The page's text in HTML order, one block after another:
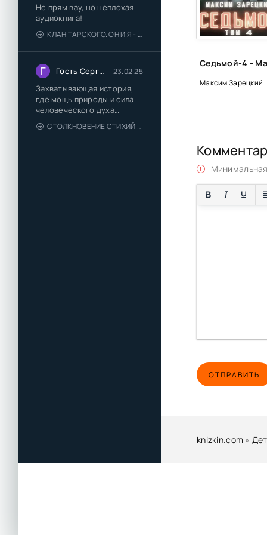
Не прям вау, но неплохая
аудиокнига!
КЛАН ТАРСКОГО. ОН И Я - ЕЛЕНА ТОДОРОВА (1)
Г Гость Сергей 23.02.25
Захватывающая история,
где мощь природы и сила
человеческого духа
сплетаются в напряжённый
и
СТОЛКНОВЕНИЕ СТИХИЙ - ВАЛЕРИЙ ГУМИНСКИЙ
Максим Зарецкий
ОТПРАВИТЬ
knizkin.com »